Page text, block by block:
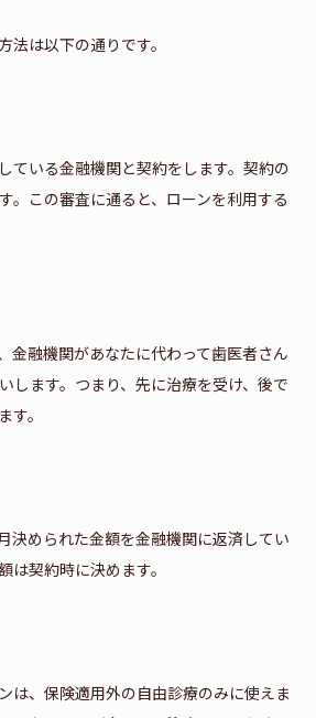
法は以下の通りです。
ている金融機関と契約をします。契約の
。この審査に通ると、ローンを利用する
金融機関があなたに代わって歯医者さん
します。つまり、先に治療を受け、後で
す。
決められた金額を金融機関に返済してい
は契約時に決めます。
は、保険適用外の自由診療のみに使えま